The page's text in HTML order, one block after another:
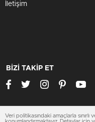
İletişim
BİZİ TAKİP ET
Veri politikasındaki amaçlarla